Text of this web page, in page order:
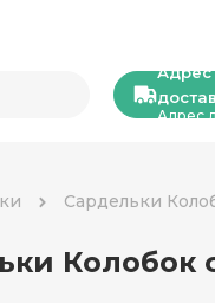
Адрес
Адрес
Сардельки
Колобок
Каши,